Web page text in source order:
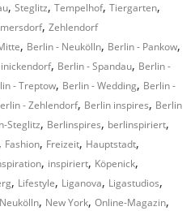
,Steglitz,Tempelhof,Tiergarten,
,Zehlendorf
, Berlin - Neukölln, Berlin - Pankow,
, Berlin - Spandau, Berlin -
- Treptow, Berlin - Wedding, Berlin -
- Zehlendorf, Berlin inspires, Berlin
Steglitz, Berlinspires, berlinspiriert,
Fashion, Freizeit, Hauptstadt,
, inspiriert, Köpenick,
, Lifestyle, Liganova, Ligastudios,
Neukölln, New York,Online-Magazin,